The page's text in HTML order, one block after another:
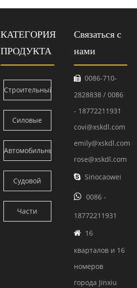
КАТЕГОРИЯ
ПРОДУКТА
Строительный
двигатель
Камминс
Силовые
блоки
Камминс
Автомобильный
двигатель
Камминс
Судовой
двигатель
Камминс
Части
Связаться с
нами
 0086-710-
2828838 / 0086
- 18772211931
covi@xskdl.com
emily@xskdl.com
rose@xskdl.com
 Sinocaowei
 0086 -
18772211931
 16
кварталов и 16
номеров
города Jinxiu